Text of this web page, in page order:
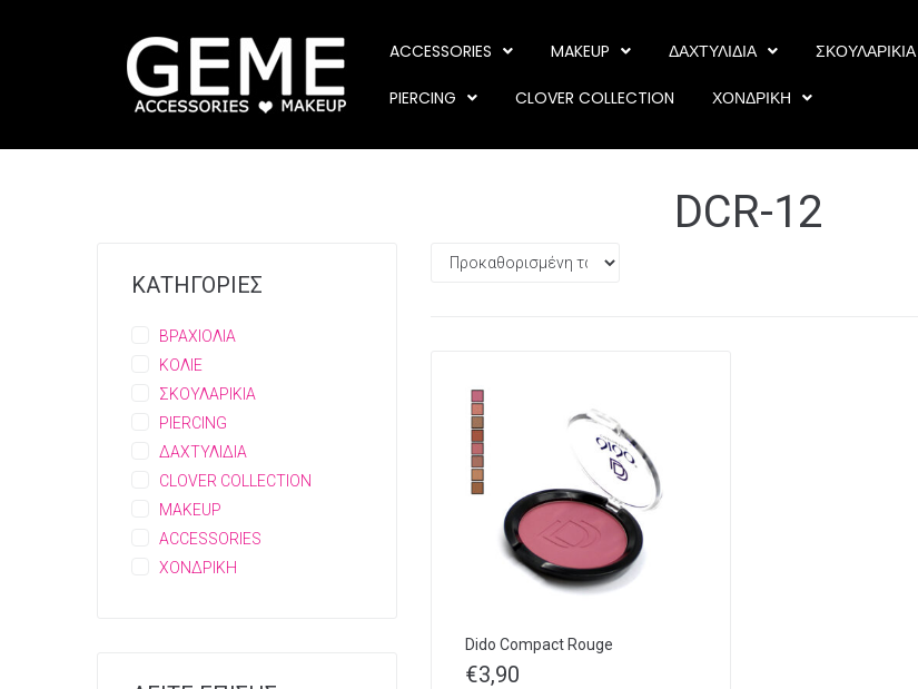
ACCESSORIES MAKEUP ΔΑΧΤΥΛΙΔΙΑ ΣΚΟΥΛΑΡΙΚΙΑ
PIERCING CLOVER COLLECTION ΧΟΝΔΡΙΚΗ
DCR-12
Dido Compact Rouge
€3,90
ΚΑΤΗΓΟΡΙΕΣ
ΒΡΑΧΙΟΛΙΑ
ΚΟΛΙΕ
ΣΚΟΥΛΑΡΙΚΙΑ
PIERCING
ΔΑΧΤΥΛΙΔΙΑ
CLOVER COLLECTION
MAKEUP
ACCESSORIES
ΧΟΝΔΡΙΚΗ